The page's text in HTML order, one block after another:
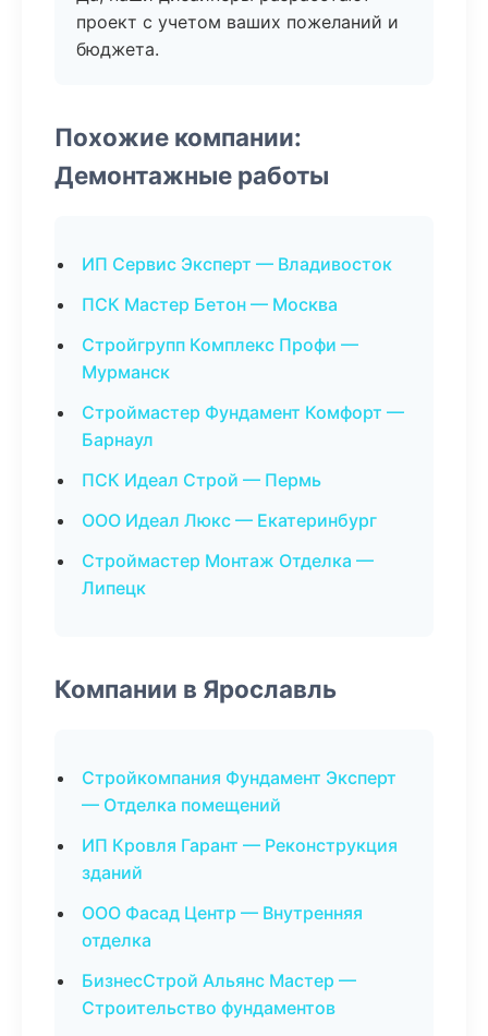
проект с учетом ваших пожеланий и
бюджета.
Похожие компании:
Демонтажные работы
ИП Сервис Эксперт — Владивосток
ПСК Мастер Бетон — Москва
Стройгрупп Комплекс Профи —
Мурманск
Строймастер Фундамент Комфорт —
Барнаул
ПСК Идеал Строй — Пермь
ООО Идеал Люкс — Екатеринбург
Строймастер Монтаж Отделка —
Липецк
Компании в Ярославль
Стройкомпания Фундамент Эксперт
— Отделка помещений
ИП Кровля Гарант — Реконструкция
зданий
ООО Фасад Центр — Внутренняя
отделка
БизнесСтрой Альянс Мастер —
Строительство фундаментов